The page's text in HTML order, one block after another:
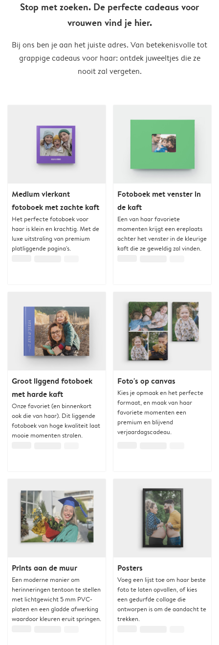
Stop met zoeken. De perfecte cadeaus voor
vrouwen vind je hier.
Bij ons ben je aan het juiste adres. Van betekenisvolle tot
grappige cadeaus voor haar: ontdek juweeltjes die ze
nooit zal vergeten.
Medium vierkant
fotoboek met zachte kaft
Het perfecte fotoboek voor
haar is klein en krachtig. Met de
luxe uitstraling van premium
platliggende pagina's.
Fotoboek met venster in
de kaft
Een van haar favoriete
momenten krijgt een ereplaats
achter het venster in de kleurige
kaft die ze geweldig zal vinden.
Groot liggend fotoboek
met harde kaft
Onze favoriet (en binnenkort
ook die van haar). Dit liggende
fotoboek van hoge kwaliteit laat
mooie momenten stralen.
Foto's op canvas
Kies je opmaak en het perfecte
formaat, en maak van haar
favoriete momenten een
premium en blijvend
verjaardagscadeau.
Prints aan de muur
Een moderne manier om
herinneringen tentoon te stellen
met lichtgewicht 5 mm PVC-
platen en een gladde afwerking
waardoor kleuren eruit springen.
Posters
Voeg een lijst toe om haar beste
foto te laten opvallen, of kies
een gedurfde collage die
ontworpen is om de aandacht te
trekken.